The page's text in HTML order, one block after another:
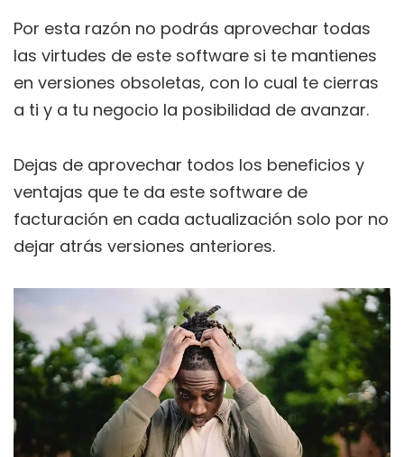
Por esta razón no podrás aprovechar todas
las virtudes de este software si te mantienes
en versiones obsoletas, con lo cual te cierras
a ti y a tu negocio la posibilidad de avanzar.
Dejas de aprovechar todos los beneficios y
ventajas que te da este software de
facturación en cada actualización solo por no
dejar atrás versiones anteriores.